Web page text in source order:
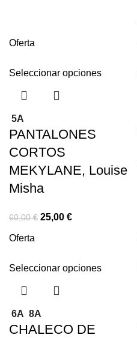
Oferta
Seleccionar opciones
5A
PANTALONES
CORTOS
MEKYLANE, Louise
Misha
60,00€ 25,00 €
Oferta
Seleccionar opciones
6A 8A
CHALECO DE